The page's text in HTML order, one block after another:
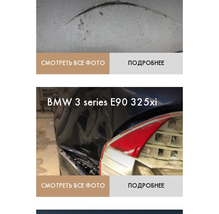
СМОТРЕТЬ ВСЕ ФОТО ПОДРОБНЕЕ
BMW 3 series E90 325xi
СМОТРЕТЬ ВСЕ ФОТО ПОДРОБНЕЕ